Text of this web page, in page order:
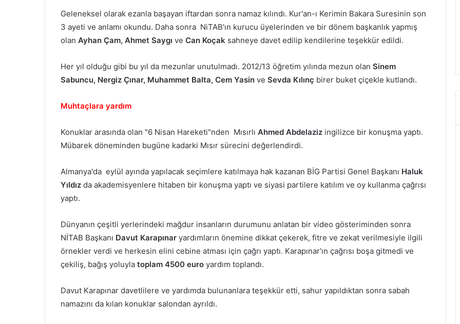
Geleneksel olarak ezanla başayan iftardan sonra namaz kılındı. Kur'an-ı Kerimin Bakara Suresinin son
3 ayeti ve anlamı okundu. Daha sonra NiTAB'ın kurucu üyelerinden ve bir dönem başkanlık yapmış
olan Ayhan Çam, Ahmet Saygı ve Can Koçak sahneye davet edilip kendilerine teşekkür edildi.
Her yıl olduğu gibi bu yıl da mezunlar unutulmadı. 2012/13 öğretim yılında mezun olan Sinem
Sabuncu, Nergiz Çınar, Muhammet Balta, Cem Yasin ve Sevda Kılınç birer buket çiçekle kutlandı.
Muhtaçlara yardım
Konuklar arasında olan "6 Nisan Hareketi"nden Mısırlı Ahmed Abdelaziz ingilizce bir konuşma yaptı.
Mübarek döneminden bugüne kadarki Mısır sürecini değerlendirdi.
Almanya'da eylül ayında yapılacak seçimlere katılmaya hak kazanan BİG Partisi Genel Başkanı Haluk
Yıldız da akademisyenlere hitaben bir konuşma yaptı ve siyasi partilere katılım ve oy kullanma çağrısı
yaptı.
Dünyanın çeşitli yerlerindeki mağdur insanların durumunu anlatan bir video gösteriminden sonra
NİTAB Başkanı Davut Karapınar yardımların önemine dikkat çekerek, fitre ve zekat verilmesiyle ilgili
örnekler verdi ve herkesin elini cebine atması için çağrı yaptı. Karapınar'ın çağrısı boşa gitmedi ve
çekiliş, bağış yoluyla toplam 4500 euro yardım toplandı.
Davut Karapınar davetlilere ve yardımda bulunanlara teşekkür etti, sahur yapıldıktan sonra sabah
namazını da kılan konuklar salondan ayrıldı.